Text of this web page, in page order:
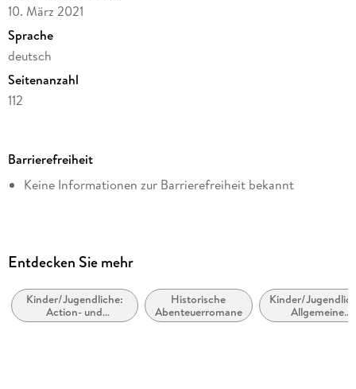
10. März 2021
Sprache
deutsch
Seitenanzahl
112
Altersempfehlung
ab 8 Jahre
Autor/Autorin
Herausgegeben von
Loewe Kinderbücher
Barrierefreiheit
Keine Informationen zur Barrierefreiheit bekannt
Entdecken Sie mehr
Kinder/Jugendliche:
Action- und
Abenteuergeschichten
Historische
Abenteuerromane
Kinder/
Allgemeine
Interessen: